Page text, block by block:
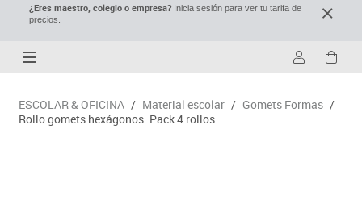
¿Eres maestro, colegio o empresa?Inicia sesión para ver tu tarifa de
precios.
ESCOLAR & OFICINA / Material escolar / Gomets Formas /
Rollo gomets hexágonos. Pack 4 rollos